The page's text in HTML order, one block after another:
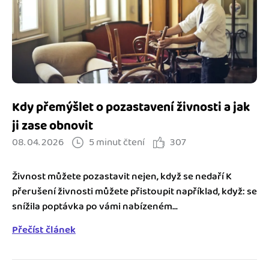
Spřátelené účetní
Katalog doplňků
Jak se vyznat ve fakturaci
Blog
mini akademie
Kdy přemýšlet o pozastavení živnosti a jak
ji zase obnovit
08. 04. 2026 5 minut čtení 307
Živnost můžete pozastavit nejen, když se nedaří K
přerušení živnosti můžete přistoupit například, když: se
snížila poptávka po vámi nabízeném...
Přečíst článek